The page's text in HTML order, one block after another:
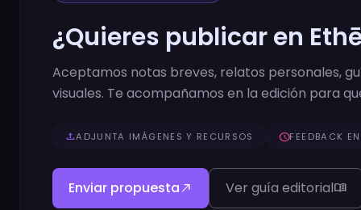
¿Quieres publicar en
Aceptamos notas breves, relatos personales,
visuales. Te acompañamos en la edición para
uploadADJUNTA IMÁGENES Y RECURSOS scheduleFEEDBACK
Enviar propuesta north_east Ver guía editorialmenu_book